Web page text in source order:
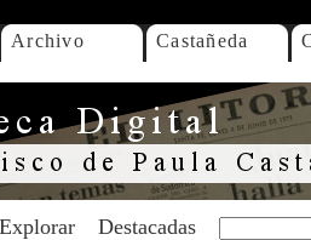
Archivo Castañeda
Explorar Destacadas